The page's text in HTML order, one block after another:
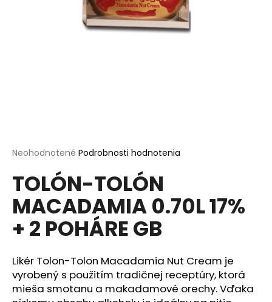
Priemerné
produktu
0,0
hviezdičiek.
Neohodnotené Podrobnosti hodnotenia
TOLÓN-TOLÓN
MACADAMIA 0.70L 17%
+ 2 POHÁRE GB
Likér Tolon-Tolon Macadamia Nut Cream je
vyrobený s použitím tradičnej receptúry, ktorá
mieša smotanu a makadamové orechy. Vďaka
O
d
p
o
ú
č
a